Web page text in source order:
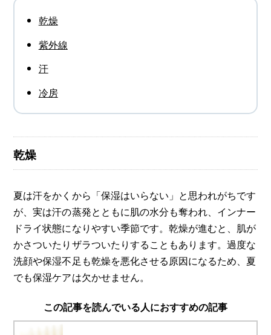
乾燥
紫外線
汗
冷房
乾燥
夏は汗をかくから「保湿はいらない」と思われがちです
が、実は汗の蒸発とともに肌の水分も奪われ、インナー
ドライ状態になりやすい季節です。乾燥が進むと、肌が
かさついたりザラついたりすることもあります。過度な
洗顔や保湿不足も乾燥を悪化させる原因になるため、夏
でも保湿ケアは欠かせません。
この記事を読んでいる人におすすめの記事